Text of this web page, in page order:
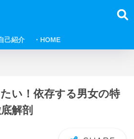
己紹介 ・HOME
い！依存する男女の特
解剖